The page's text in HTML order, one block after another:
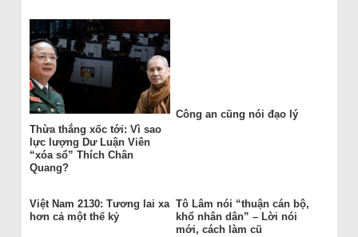
Thừa thắng xốc tới: Vì sao
lực lượng Dư Luận Viên
“xóa sổ” Thích Chân
Quang?
Công an cũng nói đạo lý
Việt Nam 2130: Tương lai xa
hơn cả một thế kỷ
Tô Lâm nói “thuận cán bộ,
khổ nhân dân” – Lời nói
mới, cách làm cũ